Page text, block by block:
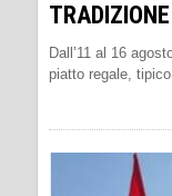
Dall’11 al 16
piatto regale,